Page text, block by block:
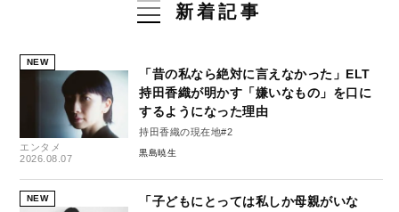
新着記事
NEW
エンタメ
2026.08.07
「昔の私なら絶対に言えなかった」ELT
持田香織が明かす「嫌いなもの」を口に
するようになった理由
持田香織の現在地#2
黒島暁生
NEW
「子どもにとっては私しか母親がいな